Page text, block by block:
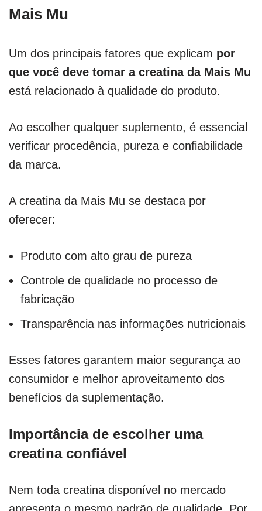
Mais Mu
Um dos principais fatores que explicam por
que você deve tomar a creatina da Mais Mu
está relacionado à qualidade do produto.
Ao escolher qualquer suplemento, é essencial
verificar procedência, pureza e confiabilidade
da marca.
A creatina da Mais Mu se destaca por
oferecer:
Produto com alto grau de pureza
Controle de qualidade no processo de
fabricação
Transparência nas informações nutricionais
Esses fatores garantem maior segurança ao
consumidor e melhor aproveitamento dos
benefícios da suplementação.
Importância de escolher uma
creatina confiável
Nem toda creatina disponível no mercado